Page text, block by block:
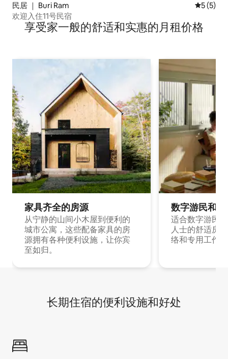
民居 ｜ Buri Ram 平均评分
5 (5)
欢迎入住11号民宿
享受家一般的舒适和实惠的月租价格
家具齐全的房源
从宁静的山间小木屋到便利的
城市公寓，这些配备家具的房
源拥有各种便利设施，让你宾
至如归。
数字游民和
适合数字游民
人士的舒适房
络和专用工作
长期住宿的便利设施和好处